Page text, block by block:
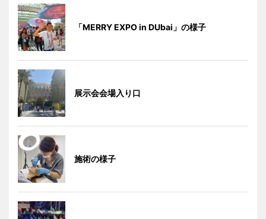
「MERRY EXPO in DUbai」の様子
展示会会場入り口
施術の様子